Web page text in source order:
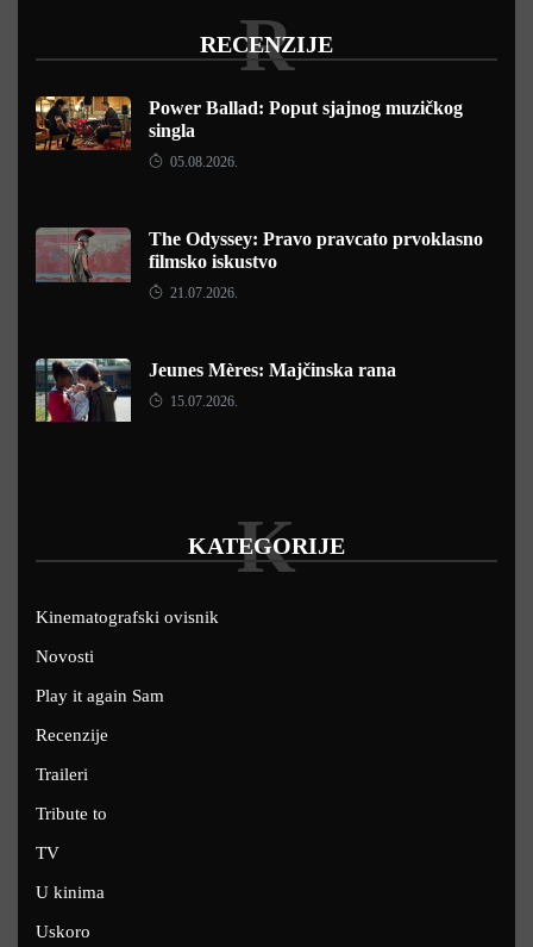
RECENZIJE
R
Power Ballad: Poput sjajnog muzičkog
singla
05.08.2026.
The Odyssey: Pravo pravcato prvoklasno
filmsko iskustvo
21.07.2026.
Jeunes Mères: Majčinska rana
15.07.2026.
KATEGORIJE
K
Kinematografski ovisnik
Novosti
Play it again Sam
Recenzije
Traileri
Tribute to
TV
U kinima
Uskoro